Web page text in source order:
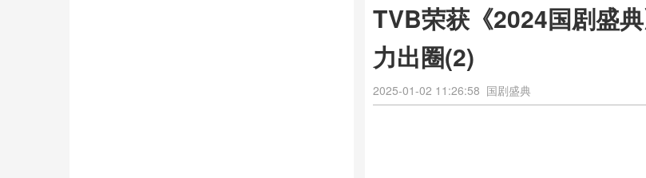
TVB荣获《2024国剧盛
力出圈(2)
2025-01-02 11:26:58 国剧盛典